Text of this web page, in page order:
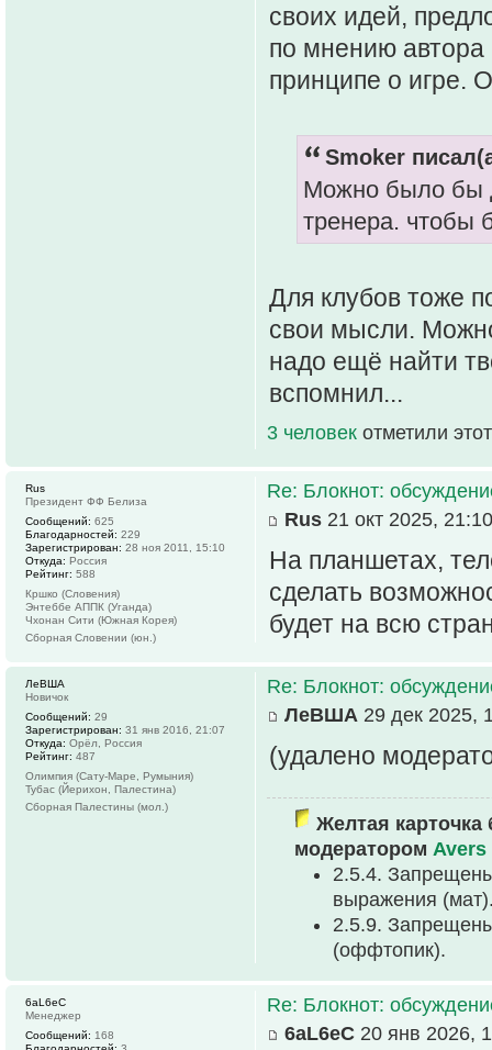
своих идей,
по мнению
принципе о игре.
Smoker
Можно было бы
тренера. чтобы
Для клубов тоже
свои мысли.
надо ещё найти
вспомнил...
3 человек отметили
Re: Блокнот:
Rus 21 окт 2025, 21:10
На планшетах,
сделать
будет на всю
Rus
Президент ФФ Белиза
Сообщений: 625
Благодарностей: 229
Зарегистрирован: 28 ноя 2011, 15:10
Откуда: Россия
Рейтинг: 588
Кршко (Словения)
Энтеббе АППК (Уганда)
Чхонан Сити (Южная Корея)
Сборная Словении (юн.)
Re: Блокнот:
ЛеВША 29 дек 2025,
(удалено
Желтая карточка
модератором Avers
2.5.4.
выpажения
2.5.9.
(оффтопик).
ЛеВША
Новичок
Сообщений: 29
Зарегистрирован: 31 янв 2016, 21:07
Откуда: Орёл, Россия
Рейтинг: 487
Олимпия (Сату-Маре, Румыния)
Тубас (Йерихон, Палестина)
Сборная Палестины (мол.)
Re: Блокнот:
6aL6eC 20 янв 2026,
6aL6eC
Менеджер
Сообщений: 168